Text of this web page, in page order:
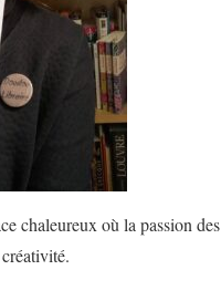
chaleureux où la passion